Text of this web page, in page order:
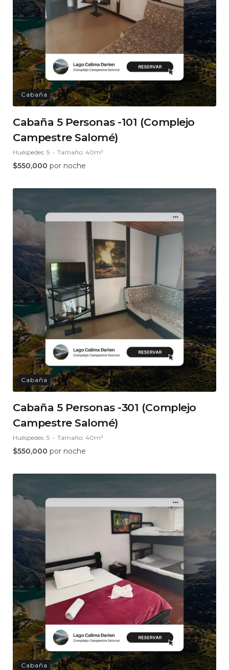
Cabaña
Cabaña 5 Personas -101 (Complejo
Campestre Salomé)
Huéspedes: 5 Tamaño: 40m²
$550,000 por noche
Cabaña
Cabaña 5 Personas -301 (Complejo
Campestre Salomé)
Huéspedes: 5 Tamaño: 40m²
$550,000 por noche
Cabaña